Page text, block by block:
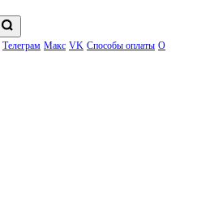
Телеграм Макс VK Способы оплаты О